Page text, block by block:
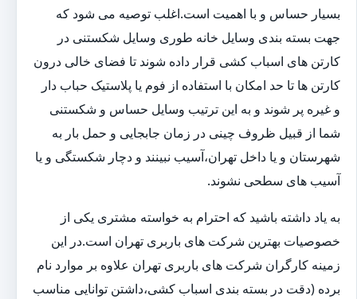
بسیار حساس و با اهمیت است.اغلب توصیه می شود که
جهت بسته بندی وسایل خانه طوری وسایل شکستنی در
کارتن های اسباب کشی قرار داده شوند تا فضای خالی درون
کارتن ها تا حد امکان با استفاده از فوم یا پلاستیک حباب دار
و غیره پر شوند و به این ترتیب وسایل حساس و شکستنی
شما از قبیل ظروف چینی در زمان جابجایی و حمل بار به
شهرستان و یا داخل تهران،آسیب نبینند و دچار شکستگی و یا
آسیب های سطحی نشوند.
به یاد داشته باشید که احترام به خواسته مشتری یکی از
خصوصیات بهترین شرکت های باربری تهران است.در این
زمینه کارگران شرکت های باربری تهران علاوه بر موارد نام
برده (دقت در بسته بندی اسباب کشی،داشتن توانایی مناسب